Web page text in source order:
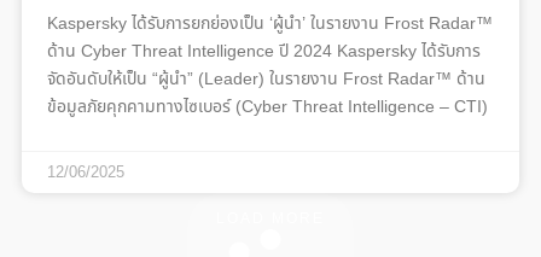
Kaspersky ได้รับการยกย่องเป็น ‘ผู้นำ’ ในรายงาน Frost Radar™
ด้าน Cyber Threat Intelligence ปี 2024 Kaspersky ได้รับการ
จัดอันดับให้เป็น “ผู้นำ” (Leader) ในรายงาน Frost Radar™ ด้าน
ข้อมูลภัยคุกคามทางไซเบอร์ (Cyber Threat Intelligence – CTI)
12/06/2025